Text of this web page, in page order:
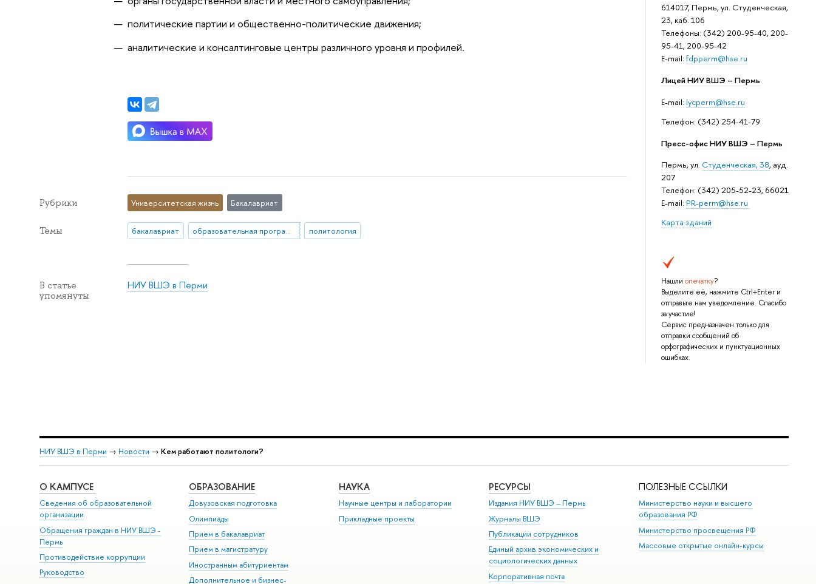
614017, Пермь, ул. Студенческая,
23, каб. 106
Телефоны: (342) 200-95-40, 200-
95-41, 200-95-42
E-mail: fdpperm@hse.ru
Лицей НИУ ВШЭ – Пермь
E-mail: lycperm@hse.ru
Телефон: (342) 254-41-79
Пресс-офис НИУ ВШЭ – Пермь
Пермь, ул. Студенческая, 38, ауд.
207
Телефон: (342) 205-52-23, 66021
E-mail: PR-perm@hse.ru
Карта зданий
Нашли опечатку?
Выделите её, нажмите Ctrl+Enter и
отправьте нам уведомление. Спасибо
за участие!
Сервис предназначен только для
отправки сообщений об
орфографических и пунктуационных
ошибках.
политические партии и общественно-политические движения;
аналитические и консалтинговые центры различного уровня и профилей.
Рубрики Университетская жизнь Бакалавриат
Темы бакалавриат образовательная программа политология
В статье
упомянуты
НИУ ВШЭ в Перми
НИУ ВШЭ в Перми → Новости → Кем работают политологи?
О КАМПУСЕ
Сведения об образовательной
организации
Обращения граждан в НИУ ВШЭ -
Пермь
Противодействие коррупции
Руководство
ОБРАЗОВАНИЕ
Довузовская подготовка
Олимпиады
Прием в бакалавриат
Прием в магистратуру
Иностранным абитуриентам
Дополнительное и бизнес-
НАУКА
Научные центры и лаборатории
Прикладные проекты
РЕСУРСЫ
Издания НИУ ВШЭ ­– Пермь
Журналы ВШЭ
Публикации сотрудников
Единый архив экономических и
социологических данных
Корпоративная почта
ПОЛЕЗНЫЕ ССЫЛКИ
Министерство науки и высшего
образования РФ
Министерство просвещения РФ
Массовые открытые онлайн-курсы